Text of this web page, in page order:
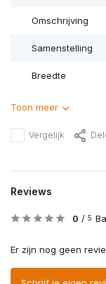
Omschrijving
Samenstelling
Breedte
Toon meer
Vergelijk
Reviews
0 / 5
Er zijn nog geen